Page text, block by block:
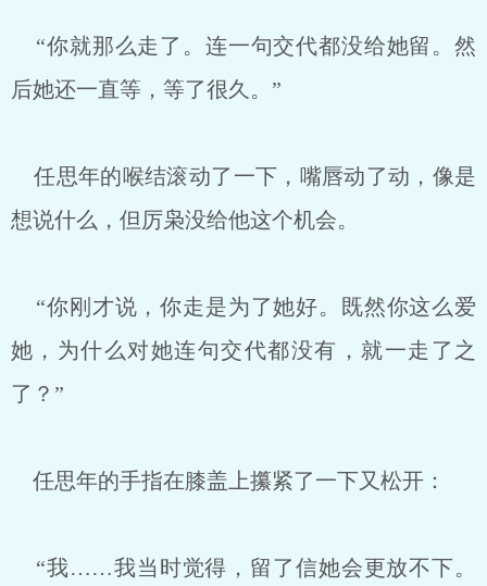
“你就那么走了。连一句交代都没给她留。然
后她还一直等，等了很久。”
任思年的喉结滚动了一下，嘴唇动了动，像是
想说什么，但厉枭没给他这个机会。
“你刚才说，你走是为了她好。既然你这么爱
她，为什么对她连句交代都没有，就一走了之
了？”
任思年的手指在膝盖上攥紧了一下又松开：
“我……我当时觉得，留了信她会更放不下。